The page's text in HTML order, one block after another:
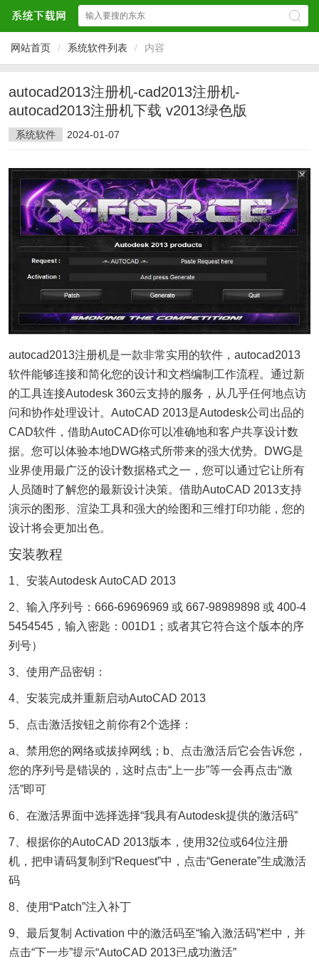
网站首页 / 系统软件列表 / 内容
autocad2013注册机-cad2013注册机-
autocad2013注册机下载 v2013绿色版
系统软件 2024-01-07
autocad2013注册机是一款非常实用的软件，autocad2013
软件能够连接和简化您的设计和文档编制工作流程。通过新
的工具连接Autodesk 360云支持的服务，从几乎任何地点访
问和协作处理设计。AutoCAD 2013是Autodesk公司出品的
CAD软件，借助AutoCAD你可以准确地和客户共享设计数
据。您可以体验本地DWG格式所带来的强大优势。DWG是
业界使用最广泛的设计数据格式之一，您可以通过它让所有
人员随时了解您的最新设计决策。借助AutoCAD 2013支持
演示的图形、渲染工具和强大的绘图和三维打印功能，您的
设计将会更加出色。
安装教程
1、安装Autodesk AutoCAD 2013
2、输入序列号：666-69696969 或 667-98989898 或 400-4
5454545，输入密匙：001D1；或者其它符合这个版本的序
列号）
3、使用产品密钥：
4、安装完成并重新启动AutoCAD 2013
5、点击激活按钮之前你有2个选择：
a、禁用您的网络或拔掉网线；b、点击激活后它会告诉您，
您的序列号是错误的，这时点击“上一步”等一会再点击“激
活”即可
6、在激活界面中选择选择“我具有Autodesk提供的激活码”
7、根据你的AutoCAD 2013版本，使用32位或64位注册
机，把申请码复制到“Request”中，点击“Generate”生成激活
码
8、使用“Patch”注入补丁
9、最后复制 Activation 中的激活码至“输入激活码”栏中，并
点击“下一步”提示“AutoCAD 2013已成功激活”